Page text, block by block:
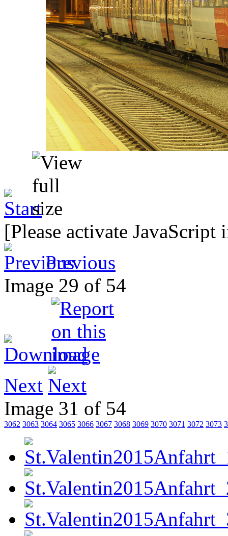
[Please activate
Previous
Image 29 of 54
Next
Image 31 of 54
3062 3063 3064 3065 3066 3067 3068 3069 3070 3071 3072 3073